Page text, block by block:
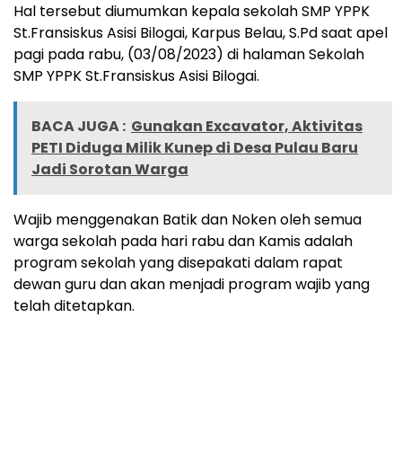
Hal tersebut diumumkan kepala sekolah SMP YPPK
St.Fransiskus Asisi Bilogai, Karpus Belau, S.Pd saat apel
pagi pada rabu, (03/08/2023) di halaman Sekolah
SMP YPPK St.Fransiskus Asisi Bilogai.
BACA JUGA : Gunakan Excavator, Aktivitas
PETI Diduga Milik Kunep di Desa Pulau Baru
Jadi Sorotan Warga
Wajib menggenakan Batik dan Noken oleh semua
warga sekolah pada hari rabu dan Kamis adalah
program sekolah yang disepakati dalam rapat
dewan guru dan akan menjadi program wajib yang
telah ditetapkan.